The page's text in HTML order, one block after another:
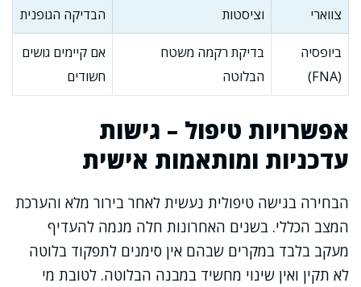
צווארי
וציסטות
הבדיקה הגופנית
ביופסיה
(FNA)
בדיקת רקמה משטח
הבלוטה
אם קיימים גושים
חשודים
אפשרויות טיפול – גישות
עדכניות ומותאמות אישית
הבחירה בגישה טיפולית נעשית לאחר בירור מלא והערכת
המצב הכללי. בשנים האחרונות חלה מגמה להעדיף
מעקב בלבד במקרים שבהם אין סימנים לתפקוד בלוטה
לא תקין ואין שינוי מחשיד במבנה הבלוטה. לטובת מי